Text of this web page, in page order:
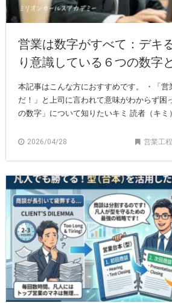
営業は数字がすべて：デキ
り意識している６つの数字
本記事はこんな方におすすめです。 ・「営
だ！」と上司に言われて意味がわからず困
の数字」について知りたいキミ 読者（キミ
2026/04/28 営業工程